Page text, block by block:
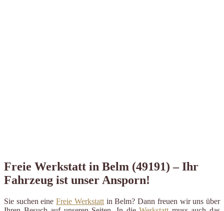
Freie Werkstatt in Belm (49191) – Ihr
Fahrzeug ist unser Ansporn!
Sie suchen eineFreie Werkstattin Belm? Dann freuen wir uns über